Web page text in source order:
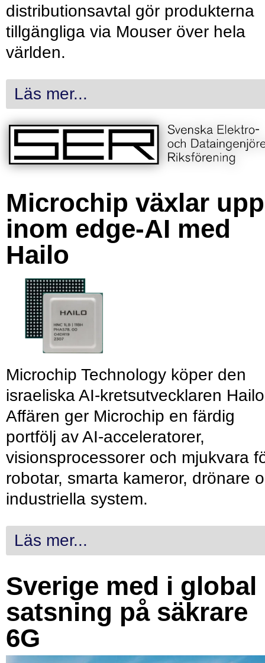
distributionsavtal gör produkterna
tillgängliga via Mouser över hela
världen.
Läs mer...
Microchip växlar upp
inom edge-AI med
Hailo
Microchip Technology köper den
israeliska AI-kretsutvecklaren
Affären ger Microchip en färdig
portfölj av AI-acceleratorer,
visionsprocessorer och mjukvara
robotar, smarta kameror, drönare
industriella system.
Läs mer...
Sverige med i global
satsning på säkrare
6G